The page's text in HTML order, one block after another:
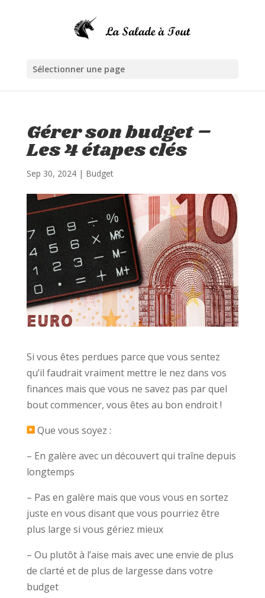
Sélectionner une page
Gérer son budget –
Les 4 étapes clés
Sep 30, 2024| Budget
Si vous êtes perdues parce que vous sentez
qu’il faudrait vraiment mettre le nez dans vos
finances mais que vous ne savez pas par quel
bout commencer, vous êtes au bon endroit !
Que vous soyez :
– En galère avec un découvert qui traîne depuis
longtemps
– Pas en galère mais que vous vous en sortez
juste en vous disant que vous pourriez être
plus large si vous gériez mieux
– Ou plutôt à l’aise mais avec une envie de plus
de clarté et de plus de largesse dans votre
budget